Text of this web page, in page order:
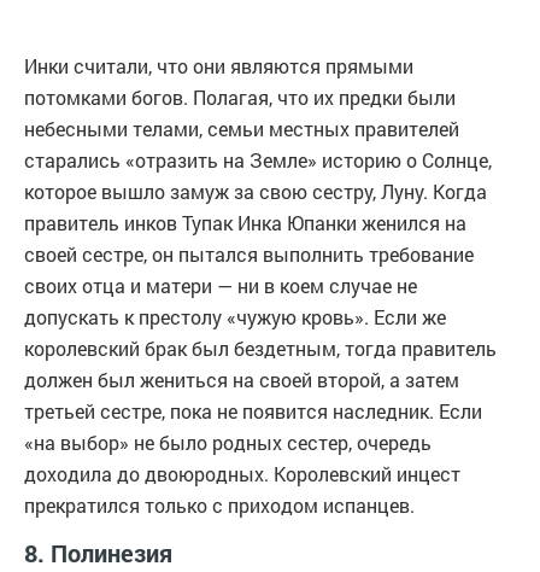
Инки считали, что они являются прямыми
потомками богов. Полагая, что их предки были
небесными телами, семьи местных правителей
старались «отразить на Земле» историю о Солнце,
которое вышло замуж за свою сестру, Луну. Когда
правитель инков Тупак Инка Юпанки женился на
своей сестре, он пытался выполнить требование
своих отца и матери — ни в коем случае не
допускать к престолу «чужую кровь». Если же
королевский брак был бездетным, тогда правитель
должен был жениться на своей второй, а затем
третьей сестре, пока не появится наследник. Если
«на выбор» не было родных сестер, очередь
доходила до двоюродных. Королевский инцест
прекратился только с приходом испанцев.
8. Полинезия